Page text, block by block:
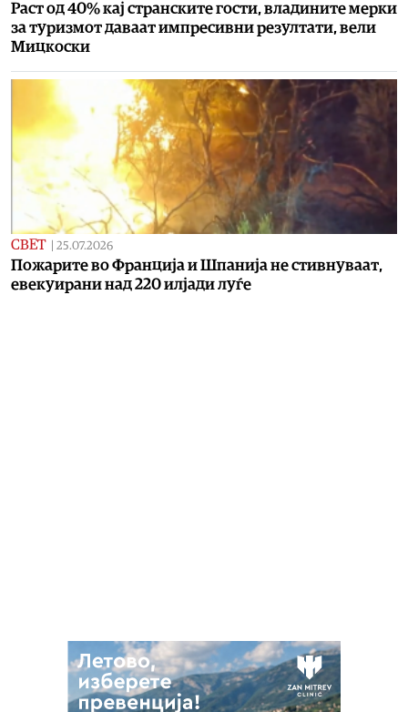
Раст од 40% кај странските гости, владините мерки
за туризмот даваат импресивни резултати, вели
Мицкоски
СВЕТ 25.07.2026
Пожарите во Франција и Шпанија не стивнуваат,
евекуирани над 220 илјади луѓе